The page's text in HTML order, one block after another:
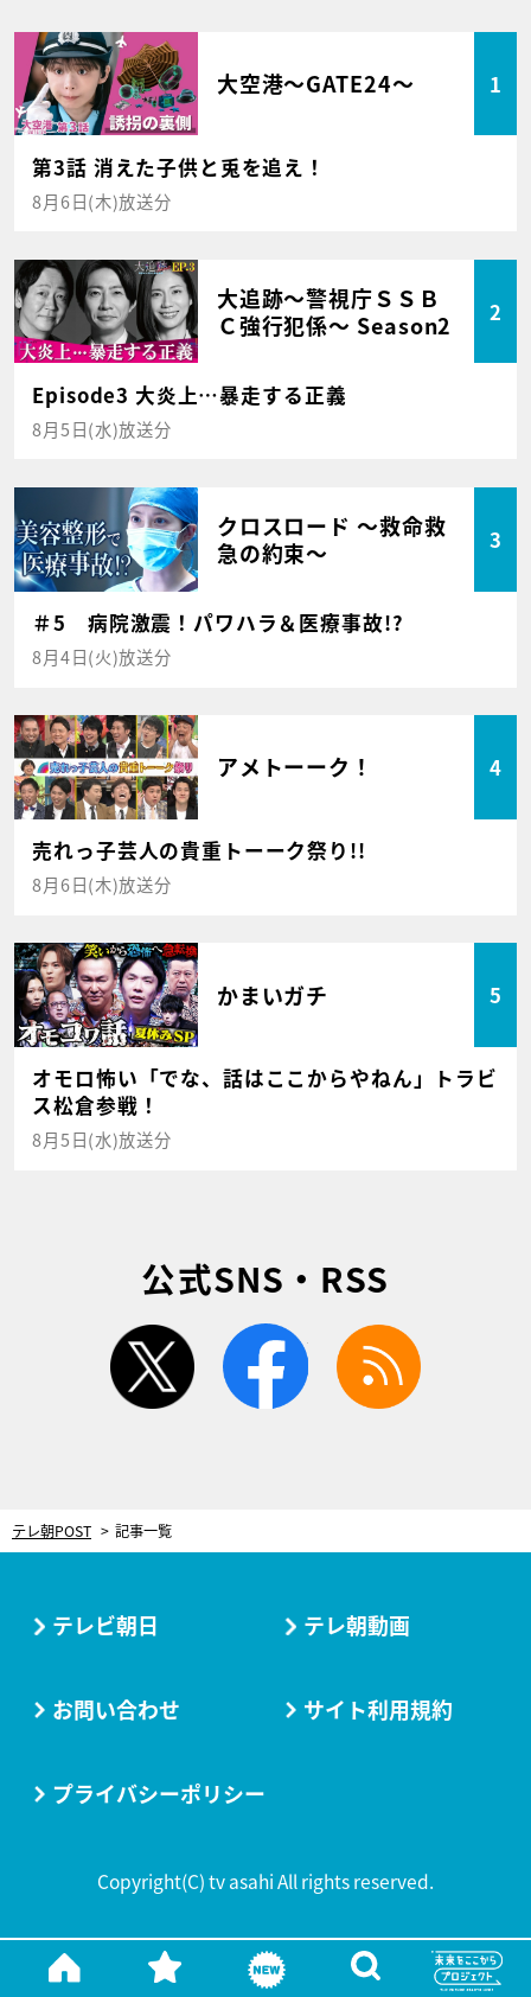
大空港～GATE24～ 1
第3話 消えた子供と兎を追え！
8月6日(木)放送分
大追跡～警視庁ＳＳＢ
Ｃ強行犯係～ Season2
2
Episode3 大炎上…暴走する正義
8月5日(水)放送分
クロスロード ～救命救
急の約束～
3
＃5 病院激震！パワハラ＆医療事故!?
8月4日(火)放送分
アメトーーク！ 4
売れっ子芸人の貴重トーーク祭り!!
8月6日(木)放送分
かまいガチ 5
オモロ怖い「でな、話はここからやねん」トラビ
ス松倉参戦！
8月5日(水)放送分
公式SNS・RSS
twitter facebook
テレ朝POST 記事一覧
テレビ朝日 テレ朝動画
お問い合わせ サイト利用規約
プライバシーポリシー
Copyright(C) tv asahi All rights reserved.